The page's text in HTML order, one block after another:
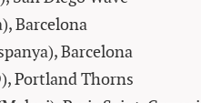
Barcelona
Barcelona
Portland Thorns